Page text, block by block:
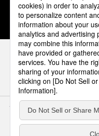
1 2
パナソニックの
サイトのご利用にあたって
パナソニ